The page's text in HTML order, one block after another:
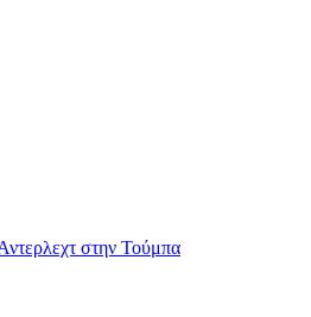
στην Τούμπα